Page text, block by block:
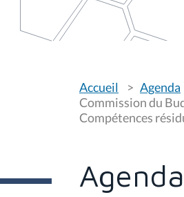
o
u
s
ê
c
i
Accueil Agenda
Commission du
Compétences
Agenda